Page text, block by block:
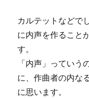
カルテットなどで
に内声を作ること
す。
「内声」っていう
に、作曲者の内な
に思います。